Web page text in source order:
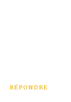
RÉPONDRE